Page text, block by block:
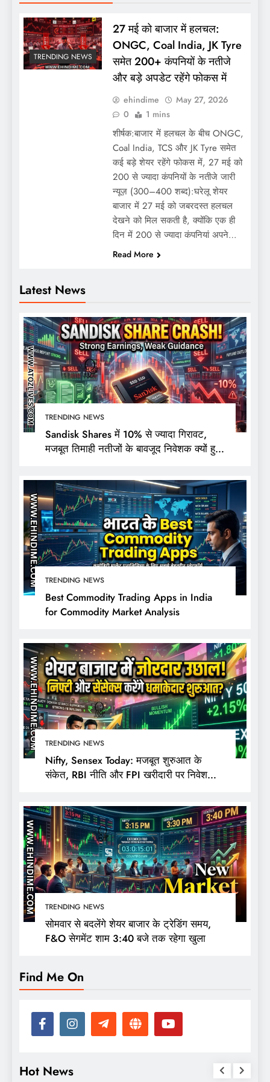
Latest News
TRENDING NEWS
Sandisk Shares में 10% से ज्यादा गिरावट,
मजबूत तिमाही नतीजों के बावजूद निवेशक क्यों हुए
TRENDING NEWS
Best Commodity Trading Apps in India
for Commodity Market Analysis
TRENDING NEWS
Nifty, Sensex Today: मजबूत शुरुआत के
संकेत, RBI नीति और FPI खरीदारी पर निवेशकों
TRENDING NEWS
सोमवार से बदलेंगे शेयर बाजार के ट्रेडिंग समय,
F&O सेगमेंट शाम 3:40 बजे तक रहेगा खुला
TRENDING NEWS
27 मई को बाजार में हलचल:
ONGC, Coal India, JK Tyre
समेत 200+ कंपनियों के नतीजे
और बड़े अपडेट रहेंगे फोकस में
ehindime
May 27, 2026
0
1 mins
शीर्षक:बाजार में हलचल के बीच ONGC,
Coal India, TCS और JK Tyre समेत
कई बड़े शेयर रहेंगे फोकस में, 27 मई को
200 से ज्यादा कंपनियों के नतीजे जारी
न्यूज़ (300–400 शब्द):घरेलू शेयर
बाजार में 27 मई को जबरदस्त हलचल
देखने को मिल सकती है, क्योंकि एक ही
दिन में 200 से ज्यादा कंपनियां अपने…
Read More
Find Me On
Hot News